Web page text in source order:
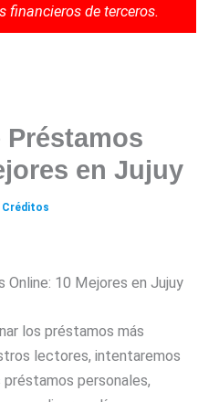
financieros de terceros.
en Jujuy
Créditos
los préstamos más
lectores, intentaremos
personales,